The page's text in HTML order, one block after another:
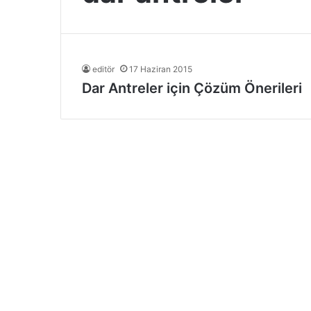
editör 17 Haziran 2015
Dar Antreler için Çözüm Önerileri